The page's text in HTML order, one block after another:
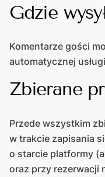
Gdzie
Komentarze gości
automatycznej
Zbierane
Przede wszystkim
w trakcie zapisania
o starcie platformy
oraz przy rezerwacji